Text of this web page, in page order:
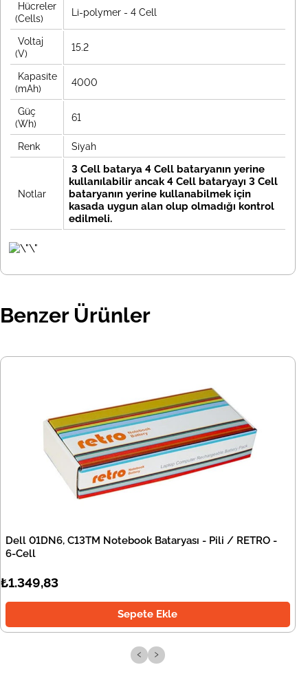
Hücreler
(Cells)
Li-polymer - 4 Cell
Voltaj
(V)
15.2
Kapasite
(mAh)
4000
Güç
(Wh)
61
Renk Siyah
Notlar
3 Cell batarya 4 Cell bataryanın yerine
kullanılabilir ancak 4 Cell bataryayı 3 Cell
bataryanın yerine kullanabilmek için
kasada uygun alan olup olmadığı kontrol
edilmeli.
Benzer Ürünler
Dell 01DN6, C13TM Notebook Bataryası - Pili / RETRO -
6-Cell
₺1.349,83
Sepete Ekle
‹ ›